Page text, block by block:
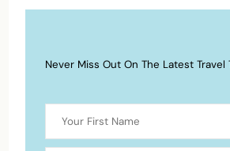
Never Miss Out On The Latest Travel